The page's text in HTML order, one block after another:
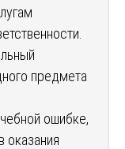
предмета
ошибке,
оказания